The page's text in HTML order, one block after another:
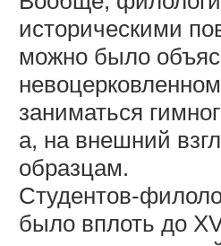
историческими
можно было
заниматься
а, на внешний
образцам.
Студентов-
было вплоть до